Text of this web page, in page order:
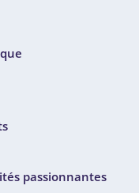
passionnantes